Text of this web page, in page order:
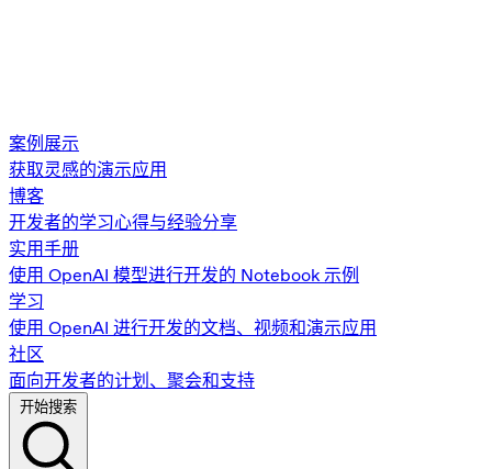
案例展示
获取灵感的演示应用
博客
开发者的学习心得与经验分享
实用手册
使用 OpenAI 模型进行开发的 Notebook 示例
学习
使用 OpenAI 进行开发的文档、视频和演示应用
社区
面向开发者的计划、聚会和支持
开始搜索